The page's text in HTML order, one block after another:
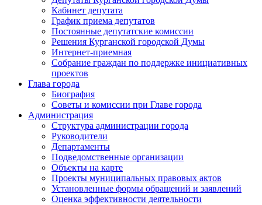
Кабинет депутата
График приема депутатов
Постоянные депутатские комиссии
Решения Курганской городской Думы
Интернет-приемная
Собрание граждан по поддержке инициативных
проектов
Глава города
Биография
Советы и комиссии при Главе города
Администрация
Структура администрации города
Руководители
Департаменты
Подведомственные организации
Объекты на карте
Проекты муниципальных правовых актов
Установленные формы обращений и заявлений
Оценка эффективности деятельности